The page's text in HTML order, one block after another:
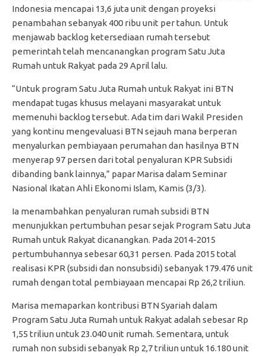
Indonesia mencapai 13,6 juta unit dengan proyeksi
penambahan sebanyak 400 ribu unit per tahun. Untuk
menjawab backlog ketersediaan rumah tersebut
pemerintah telah mencanangkan program Satu Juta
Rumah untuk Rakyat pada 29 April lalu.
“Untuk program Satu Juta Rumah untuk Rakyat ini BTN
mendapat tugas khusus melayani masyarakat untuk
memenuhi backlog tersebut. Ada tim dari Wakil Presiden
yang kontinu mengevaluasi BTN sejauh mana berperan
menyalurkan pembiayaan perumahan dan hasilnya BTN
menyerap 97 persen dari total penyaluran KPR Subsidi
dibanding bank lainnya,” papar Marisa dalam Seminar
Nasional Ikatan Ahli Ekonomi Islam, Kamis (3/3).
Ia menambahkan penyaluran rumah subsidi BTN
menunjukkan pertumbuhan pesar sejak Program Satu Juta
Rumah untuk Rakyat dicanangkan. Pada 2014-2015
pertumbuhannya sebesar 60,31 persen. Pada 2015 total
realisasi KPR (subsidi dan nonsubsidi) sebanyak 179.476 unit
rumah dengan total pembiayaan mencapai Rp 26,2 triliun.
Marisa memaparkan kontribusi BTN Syariah dalam
Program Satu Juta Rumah untuk Rakyat adalah sebesar Rp
1,55 triliun untuk 23.040 unit rumah. Sementara, untuk
rumah non subsidi sebanyak Rp 2,7 triliun untuk 16.180 unit